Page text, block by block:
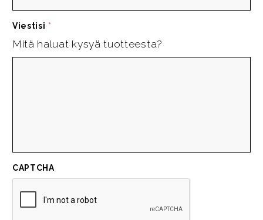
Viestisi *
Mitä haluat kysyä tuotteesta?
CAPTCHA